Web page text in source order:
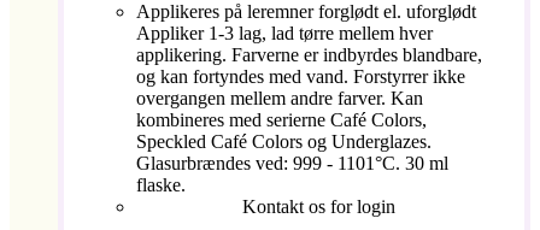
Applikeres på leremner forglødt el. uforglødt
Appliker 1-3 lag, lad tørre mellem hver
applikering. Farverne er indbyrdes blandbare,
og kan fortyndes med vand. Forstyrrer ikke
overgangen mellem andre farver. Kan
kombineres med serierne Café Colors,
Speckled Café Colors og Underglazes.
Glasurbrændes ved: 999 - 1101°C. 30 ml
flaske.
Kontakt os for login